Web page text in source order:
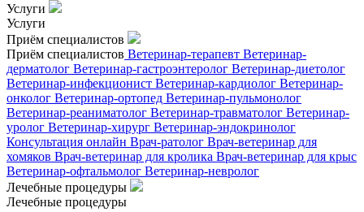
Услуги
Услуги
Приём специалистов
Приём специалистов Ветеринар-терапевт Ветеринар-
дерматолог Ветеринар-гастроэнтеролог Ветеринар-диетолог
Ветеринар-инфекционист Ветеринар-кардиолог Ветеринар-
онколог Ветеринар-ортопед Ветеринар-пульмонолог
Ветеринар-реаниматолог Ветеринар-травматолог Ветеринар-
уролог Ветеринар-хирург Ветеринар-эндокринолог
Консультация онлайн Врач-ратолог Врач-ветеринар для
хомяков Врач-ветеринар для кролика Врач-ветеринар для крыс
Ветеринар-офтальмолог Ветеринар-невролог
Лечебные процедуры
Лечебные процедуры